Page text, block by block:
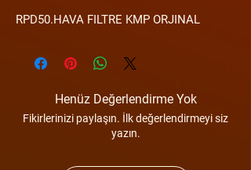
RPD50.HAVA FILTRE KMP ORJINAL
Henüz Değerlendirme Yok
Fikirlerinizi paylaşın. İlk değerlendirmeyi siz
yazın.